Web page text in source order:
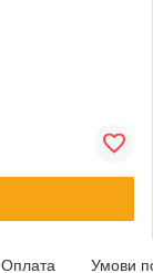
Оплата Умови